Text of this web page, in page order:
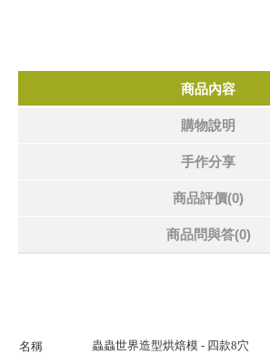
商品內容
購物說明
手作分享
商品評價(0)
商品問與答(0)
名稱 蟲蟲世界造型烘焙模 - 四款8穴